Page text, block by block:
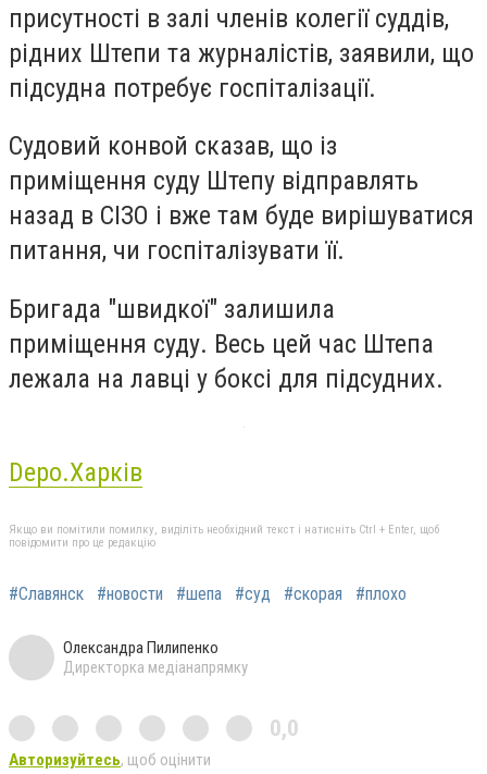
присутності в залі членів колегії суддів,
рідних Штепи та журналістів, заявили, що
підсудна потребує госпіталізації.
Судовий конвой сказав, що із
приміщення суду Штепу відправлять
назад в СІЗО і вже там буде вирішуватися
питання, чи госпіталізувати її.
Бригада "швидкої" залишила
приміщення суду. Весь цей час Штепа
лежала на лавці у боксі для підсудних.
Depo.Харків
Якщо ви помітили помилку, виділіть необхідний текст і натисніть Ctrl + Enter, щоб
повідомити про це редакцію
#Славянск #новости #шепа #суд #скорая #плохо
Олександра Пилипенко
Директорка медіанапрямку
0,0
Авторизуйтесь, щоб оцінити